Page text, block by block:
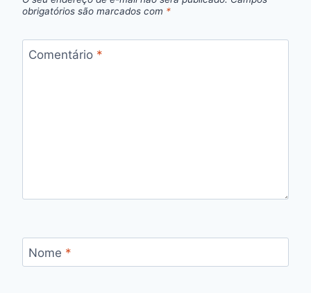
obrigatórios são marcados com *
Comentário *
Nome *